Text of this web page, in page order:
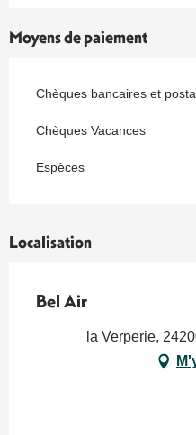
Moyens de paiement
Chèques bancaires et
Chèques Vacances
Espèces
Localisation
Bel Air
la Verperie,